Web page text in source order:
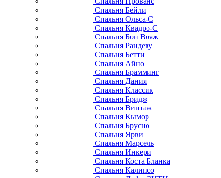
Спальня Бейли
Спальня Ольса-С
Спальня Квадро-С
Спальня Бон Вояж
Спальня Рандеву
Спальня Бетти
Спальня Айно
Спальня Брамминг
Спальня Дания
Спальня Классик
Спальня Бридж
Спальня Винтаж
Спальня Кымор
Спальня Брусно
Спальня Ярви
Спальня Марсель
Спальня Инкери
Спальня Коста Бланка
Спальня Калипсо